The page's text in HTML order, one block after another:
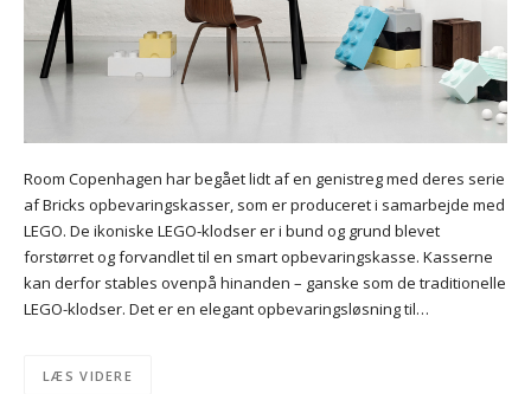
Room Copenhagen har begået lidt af en genistreg med deres serie
af Bricks opbevaringskasser, som er produceret i samarbejde med
LEGO. De ikoniske LEGO-klodser er i bund og grund blevet
forstørret og forvandlet til en smart opbevaringskasse. Kasserne
kan derfor stables ovenpå hinanden – ganske som de traditionelle
LEGO-klodser. Det er en elegant opbevaringsløsning til…
LÆS VIDERE